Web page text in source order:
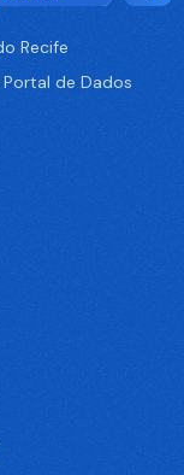
Recife
de Dados